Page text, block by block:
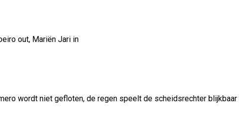
out, Mariën Jari in
wordt niet gefloten, de regen speelt de scheidsrechter blijkbaar